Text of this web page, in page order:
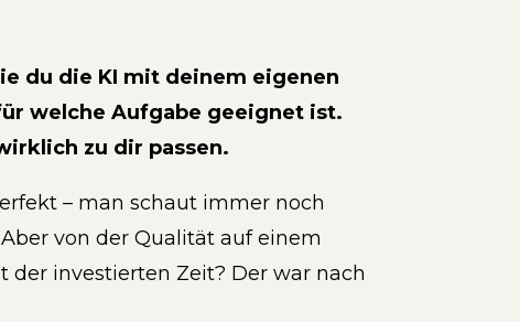
du die KI mit deinem eigenen
welche Aufgabe geeignet ist.
zu dir passen.
– man schaut immer noch
von der Qualität auf einem
der investierten Zeit? Der war nach